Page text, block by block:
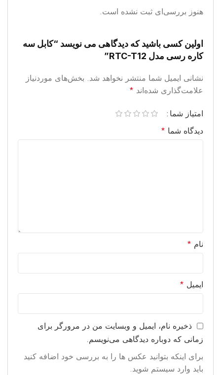
هنوز بررسی‌ای ثبت نشده است.
اولین کسی باشید که دیدگاهی می نویسد “کابل سه
کاره رسی مدل RTC-T12”
نشانی ایمیل شما منتشر نخواهد شد. بخش‌های موردنیاز
علامت‌گذاری شده‌اند *
امتیاز شما
دیدگاه شما *
نام *
ایمیل *
ذخیره نام، ایمیل و وبسایت من در مرورگر برای
زمانی که دوباره دیدگاهی می‌نویسم.
برای اینکه بتوانید عکس ها را به بررسی خود اضافه کنید
باید وارد سیستم شوید.